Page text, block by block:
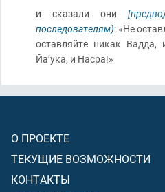
и сказали они
последователям): «Не
оставляйте никак
Йа’ука, и Насра!»
О ПРОЕКТЕ
ТЕКУЩИЕ ВОЗМОЖНОСТИ
КОНТАКТЫ